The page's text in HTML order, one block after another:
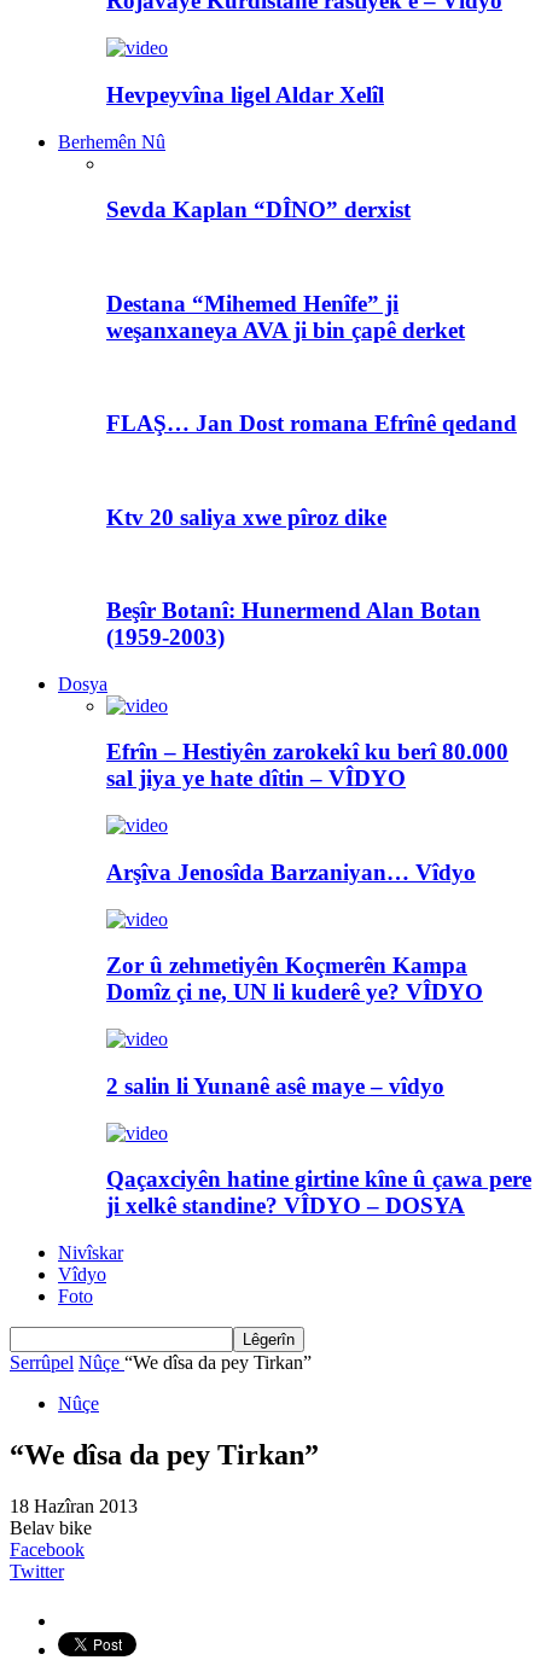
Hevpeyvîna ligel Aldar Xelîl
Berhemên Nû
Sevda Kaplan “DÎNO” derxist
Destana “Mihemed Henîfe” ji
weşanxaneya AVA ji bin çapê derket
FLAŞ… Jan Dost romana Efrînê qedand
Ktv 20 saliya xwe pîroz dike
Beşîr Botanî: Hunermend Alan Botan
(1959-2003)
Dosya
Efrîn – Hestiyên zarokekî ku berî 80.000
sal jiya ye hate dîtin – VÎDYO
Arşîva Jenosîda Barzaniyan… Vîdyo
Zor û zehmetiyên Koçmerên Kampa
Domîz çi ne, UN li kuderê ye? VÎDYO
2 salin li Yunanê asê maye – vîdyo
Qaçaxciyên hatine girtine kîne û çawa pere
ji xelkê standine? VÎDYO – DOSYA
Nivîskar
Vîdyo
Foto
Serrûpel Nûçe “We dîsa da pey Tirkan”
Nûçe
“We dîsa da pey Tirkan”
18 Hazîran 2013
Belav bike
Facebook
Twitter